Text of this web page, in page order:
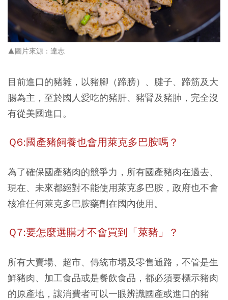
▲圖片來源：達志
目前進口的豬雜，以豬腳（蹄膀）、腱子、蹄筋及大
腸為主，至於國人愛吃的豬肝、豬腎及豬肺，完全沒
有從美國進口。
Ｑ6:國產豬飼養也會用萊克多巴胺嗎？
為了確保國產豬肉的競爭力，所有國產豬肉在過去、
現在、未來都絕對不能使用萊克多巴胺 ，政府也不會
核准任何萊克多巴胺藥劑在國內使用。
Ｑ7:要怎麼選購才不會買到「萊豬」？
所有大賣場、超市、傳統市場及零售通路 ，不管是生
鮮豬肉、加工食品或是餐飲食品，都必須要標示豬肉
的原產地 ，讓消費者可以一眼辨識國產或進口的豬